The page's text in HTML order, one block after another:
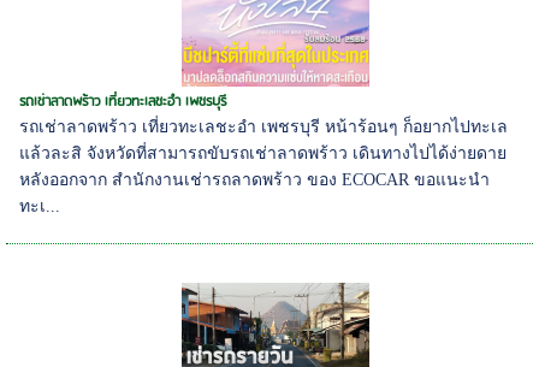
รถเช่าลาดพร้าว เที่ยวทะเลชะอำ เพชรบุรี
รถเช่าลาดพร้าว เที่ยวทะเลชะอำ เพชรบุรี หน้าร้อนๆ ก็อยากไปทะเล
แล้วละสิ จังหวัดที่สามารถขับรถเช่าลาดพร้าว เดินทางไปได้ง่ายดาย
หลังออกจาก สำนักงานเช่ารถลาดพร้าว ของ ECOCAR ขอแนะนำ
ทะเ...